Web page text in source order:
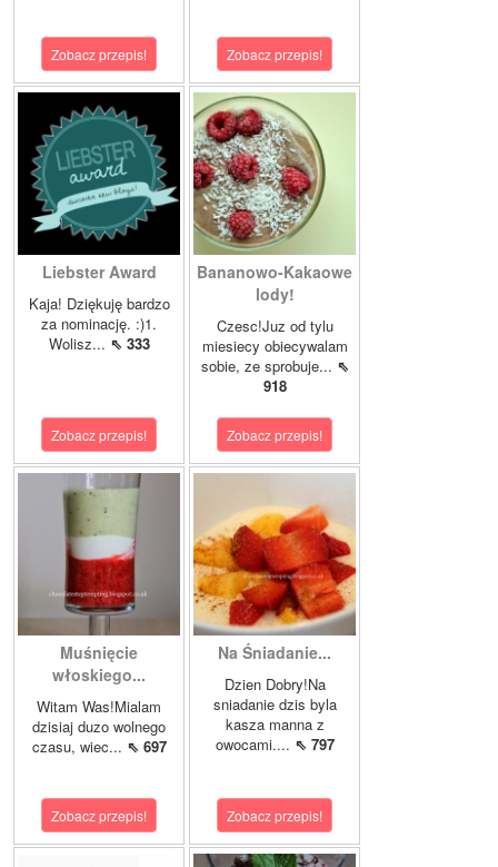
Zobacz przepis! Zobacz przepis!
Liebster Award
Kaja! Dziękuję bardzo
za nominację. :)1.
Wolisz... ⇖ 333
Zobacz przepis!
Bananowo-Kakaowe
lody!
Czesc!Juz od tylu
miesiecy obiecywalam
sobie, ze sprobuje... ⇖
918
Zobacz przepis!
Muśnięcie
włoskiego...
Witam Was!Mialam
dzisiaj duzo wolnego
czasu, wiec... ⇖ 697
Zobacz przepis!
Na Śniadanie...
Dzien Dobry!Na
sniadanie dzis byla
kasza manna z
owocami.... ⇖ 797
Zobacz przepis!